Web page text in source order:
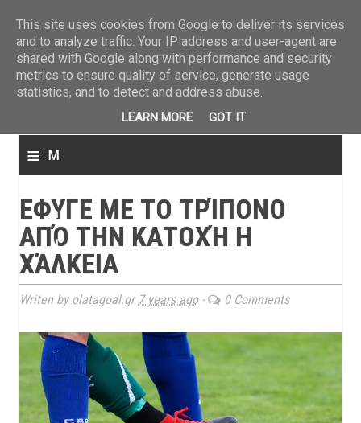
≡ M
n
u
ΕΦΥΓΕ ΜΕ ΤΟ ΤΡΊΠΟΝΟ
ΑΠΌ ΤΗΝ ΚΑΤΟΧΉ Η
ΧΆΛΚΕΙΑ
Writen by olatagoal.gr 7 years ago- 0 Comments
This site uses cookies from Google to deliver its services
and to analyze traffic. Your IP address and user-agent are
shared with Google along with performance and security
metrics to ensure quality of service, generate usage
statistics, and to detect and address abuse.
LEARN MORE GOT IT